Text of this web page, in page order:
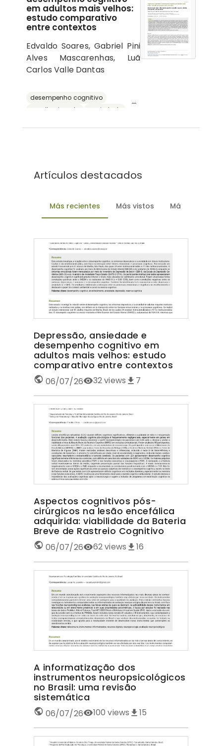
em adultos mais velhos:
estudo comparativo
entre contextos
Edvaldo Soares, Gabriel Pini
Alves Mascarenhas, Luã
Carlos Valle Dantas
desempenho cognitivo
envelhecimento
ansiedade
...
Artículos destacados
Más recientes Más vistos Más
Depressão, ansiedade e
desempenho cognitivo em
adultos mais velhos: estudo
comparativo entre contextos
06/07/26 32views 7
Aspectos cognitivos pós-
cirúrgicos na lesão encefálica
adquirida: viabilidade da Bateria
Breve de Rastreio Cognitivo
06/07/26 62views 16
A informatização dos
instrumentos neuropsicológicos
no Brasil: uma revisão
sistemática
06/07/26 100 views 15